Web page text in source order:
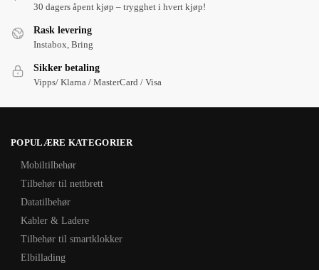
30 dagers åpent kjøp – trygghet i hvert kjøp!
Rask levering
Instabox, Bring
Sikker betaling
Vipps/ Klarna / MasterCard / Visa
POPULÆRE KATEGORIER
Mobiltilbehør
Tilbehør til nettbrett
Datatilbehør
Kabler & Ladere
Tilbehør til smartklokker
Elbillading